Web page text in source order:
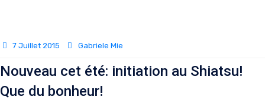
7 Juillet 2015 Gabriele Mie
Nouveau cet été: initiation au Shiatsu!
Que du bonheur!